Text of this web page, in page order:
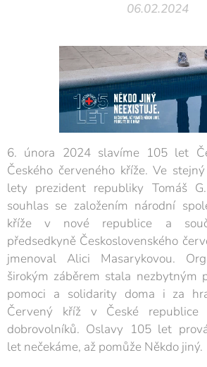
06.02.2024
6. února 2024 slavíme 105 let
Českého červeného kříže. Ve
lety prezident republiky Tomáš
souhlas se založením národní
kříže v nové republice a
předsedkyně Československého
jmenoval Alici Masarykovou.
širokým záběrem stala nezbytným
pomoci a solidarity doma i za
Červený kříž v České
dobrovolníků. Oslavy 105 let
let nečekáme, až pomůže Někdo jiný.